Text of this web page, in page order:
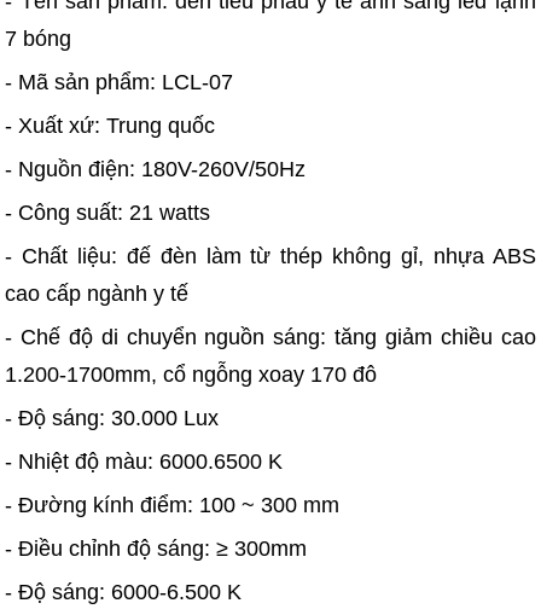
7 bóng
- Mã sản phẩm: LCL-07
- Xuất xứ: Trung quốc
- Nguồn điện: 180V-260V/50Hz
- Công suất: 21 watts
- Chất liệu: đế đèn làm từ thép không gỉ, nhựa ABS
cao cấp ngành y tế
- Chế độ di chuyển nguồn sáng: tăng giảm chiều cao
1.200-1700mm, cổ ngỗng xoay 170 đô
- Độ sáng: 30.000 Lux
- Nhiệt độ màu: 6000.6500 K
- Đường kính điểm: 100 ~ 300 mm
- Điều chỉnh độ sáng: ≥ 300mm
- Độ sáng: 6000-6.500 K